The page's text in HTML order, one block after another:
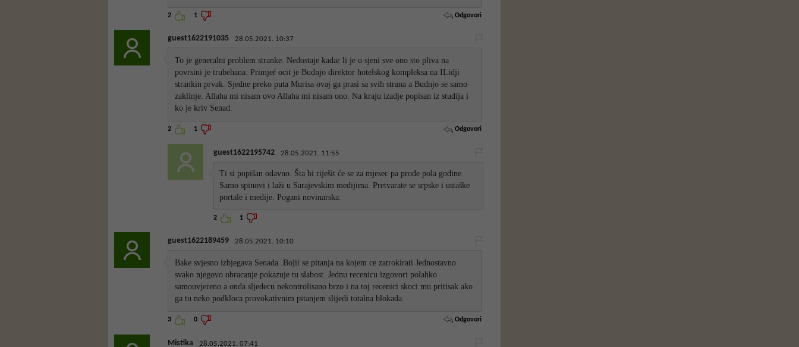
2 1 Odgovori
guest1622191035 28.05.2021. 10:37
To je generalni problem stranke. Nedostaje kadar li je u sjeni sve ono sto pliva na
povrsini je trubehana. Primjeŕ ocit je Budnjo direktor hotelskog kompleksa na ILidji
strankin prvak. Sjedne preko puta Murisa ovaj ga prasi sa svih strana a Budnjo se samo
zaklinje. Allaha mi nisam ovo Allaha mi nisam ono. Na kraju izadje popisan iz studija i
ko je kriv Senad.
2 1 Odgovori
guest1622195742 28.05.2021. 11:55
Ti si popišan odavno. Šta bi riješit će se za mjesec pa prođe pola godine.
Samo spinovi i laži u Sarajevskim medijima. Pretvarate se srpske i ustaške
portale i medije. Pogani novinarska.
2 1
guest1622189459 28.05.2021. 10:10
Bake svjesno izbjegava Senada .Bojii se pitanja na kojem ce zatrokirati Jednostavno
svako njegovo obracanje pokazuje tu slabost. Jednu recenicu izgovori polahko
samouvjereno a onda sljedecu nekontrolisano brzo i na toj recenici skoci mu pritisak ako
ga tu neko podkloca provokativnim pitanjem slijedi totalna blokada.
3 0 Odgovori
Mistika 28.05.2021. 07:41